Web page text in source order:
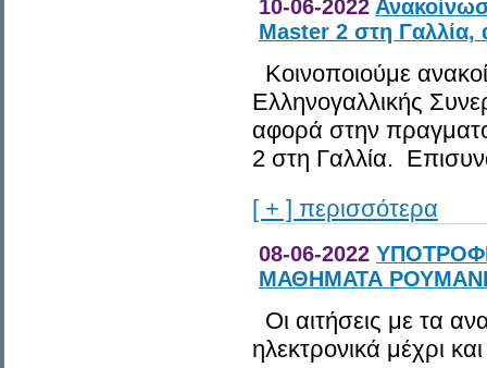
10-06-2022
Μaster 2 στη Γαλλία,
Κοινοποιούμε
Ελληνογαλλικής
αφορά στην
2 στη Γαλλία.
[ + ] περισσότερα
08-06-2022
ΜΑΘΗΜΑΤΑ
Οι αιτήσεις με τα
ηλεκτρονικά μέχρι